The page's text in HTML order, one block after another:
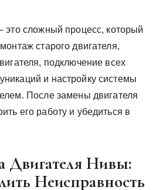
это сложный процесс, который
старого двигателя,
подключение всех
и настройку системы
После замены двигателя
его работу и убедиться в
Двигателя Нивы:
Неисправность